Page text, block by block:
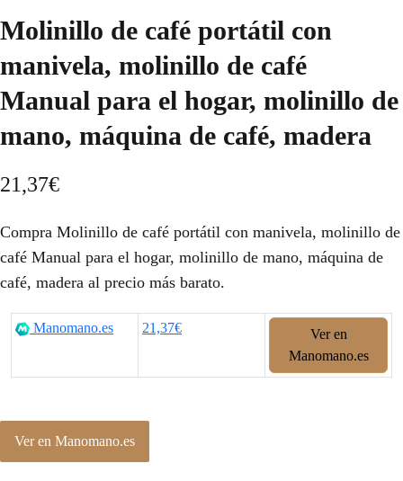
Molinillo de café portátil con
manivela, molinillo de café
Manual para el hogar, molinillo de
mano, máquina de café, madera
21,37€
Compra Molinillo de café portátil con manivela, molinillo de
café Manual para el hogar, molinillo de mano, máquina de
café, madera al precio más barato.
Manomano.es 21,37€
Ver en
Manomano.es
Ver en Manomano.es